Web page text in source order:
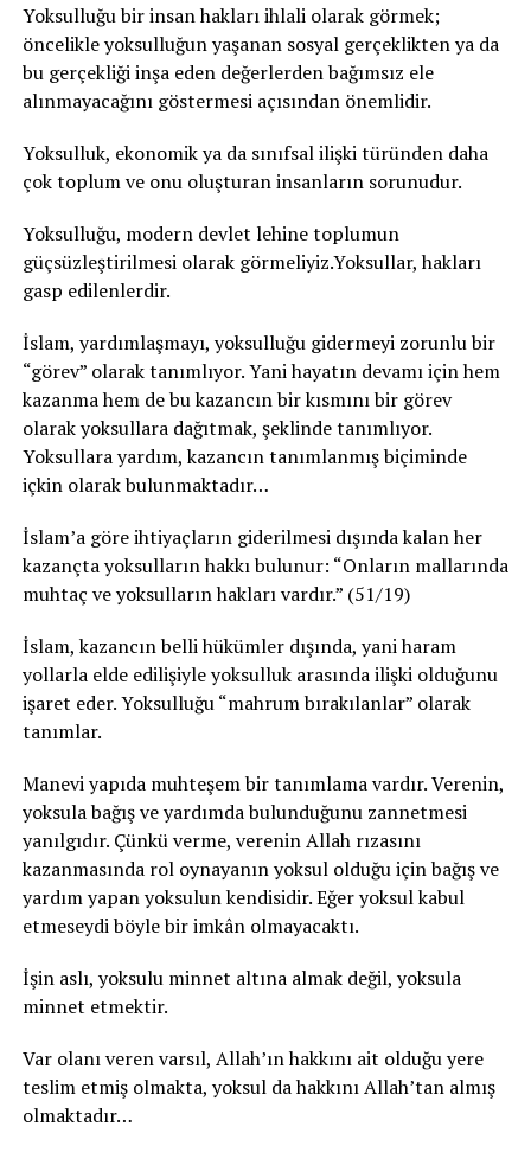
Yoksulluğu bir insan hakları ihlali olarak görmek;
öncelikle yoksulluğun yaşanan sosyal gerçeklikten ya da
bu gerçekliği inşa eden değerlerden bağımsız ele
alınmayacağını göstermesi açısından önemlidir.
Yoksulluk, ekonomik ya da sınıfsal ilişki türünden daha
çok toplum ve onu oluşturan insanların sorunudur.
Yoksulluğu, modern devlet lehine toplumun
güçsüzleştirilmesi olarak görmeliyiz.Yoksullar, hakları
gasp edilenlerdir.
İslam, yardımlaşmayı, yoksulluğu gidermeyi zorunlu bir
“görev” olarak tanımlıyor. Yani hayatın devamı için hem
kazanma hem de bu kazancın bir kısmını bir görev
olarak yoksullara dağıtmak, şeklinde tanımlıyor.
Yoksullara yardım, kazancın tanımlanmış biçiminde
içkin olarak bulunmaktadır…
İslam’a göre ihtiyaçların giderilmesi dışında kalan her
kazançta yoksulların hakkı bulunur: “Onların mallarında
muhtaç ve yoksulların hakları vardır.” (51/19)
İslam, kazancın belli hükümler dışında, yani haram
yollarla elde edilişiyle yoksulluk arasında ilişki olduğunu
işaret eder. Yoksulluğu “mahrum bırakılanlar” olarak
tanımlar.
Manevi yapıda muhteşem bir tanımlama vardır. Verenin,
yoksula bağış ve yardımda bulunduğunu zannetmesi
yanılgıdır. Çünkü verme, verenin Allah rızasını
kazanmasında rol oynayanın yoksul olduğu için bağış ve
yardım yapan yoksulun kendisidir. Eğer yoksul kabul
etmeseydi böyle bir imkân olmayacaktı.
İşin aslı, yoksulu minnet altına almak değil, yoksula
minnet etmektir.
Var olanı veren varsıl, Allah’ın hakkını ait olduğu yere
teslim etmiş olmakta, yoksul da hakkını Allah’tan almış
olmaktadır…